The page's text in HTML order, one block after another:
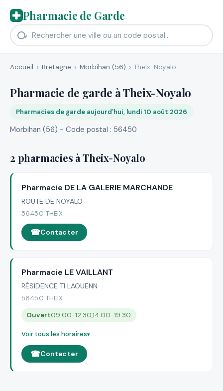
Pharmacie de Garde
Accueil Bretagne Morbihan (56) Theix-Noyalo
Pharmacie de garde à Theix-Noyalo
Pharmacies de garde aujourd'hui, lundi 10 août 2026
Morbihan (56) - Code postal : 56450
2 pharmacies à Theix-Noyalo
Pharmacie DE LA GALERIE MARCHANDE
ROUTE DE NOYALO
56450 THEIX
Contacter
Pharmacie LE VAILLANT
RÉSIDENCE TI LAOUENN
56450 THEIX
Ouvert09:00-12:30,14:00-19:30
Voir tous les horaires
Contacter